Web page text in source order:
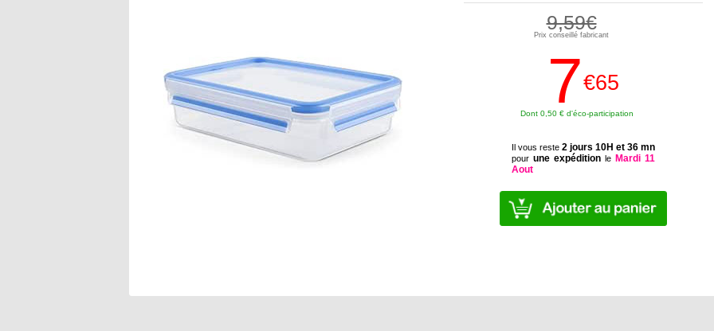
9,59€
Prix conseillé fabricant
7€65
Dont 0,50 € d'éco-participation
Il vous reste 2 jours 10H et 36 mn
pour une expédition le Mardi 11
Aout